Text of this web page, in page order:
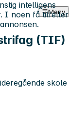
Meny
(TIF)
skole
intelligens
I noen få tilfeller